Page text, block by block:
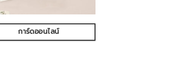
การ์ดออนไลน์